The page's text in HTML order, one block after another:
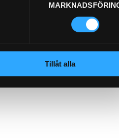
Tillåt alla